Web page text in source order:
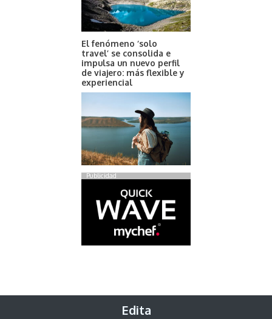
El fenómeno ‘solo
travel’ se consolida e
impulsa un nuevo perfil
de viajero: más flexible y
experiencial
Publicidad
Edita